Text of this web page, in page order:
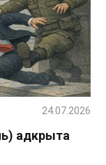
адкрыта
24.07.2026